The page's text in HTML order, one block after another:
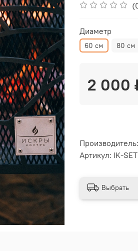
Диаметр
60 см 80 см
2 000
Артикул: IK-
Выбрать